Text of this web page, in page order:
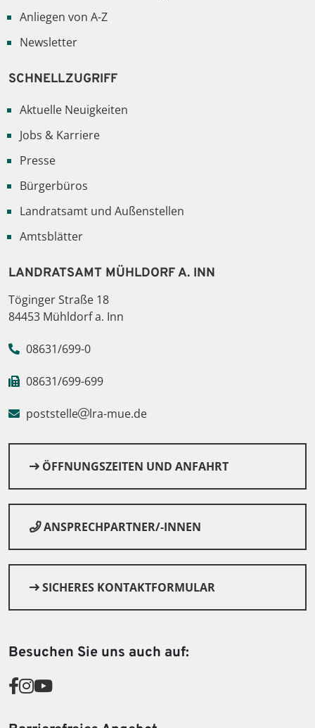
© Canva
Anliegen von A-Z
Newsletter
SCHNELLZUGRIFF
Aktuelle Neuigkeiten
Jobs & Karriere
Presse
Bürgerbüros
Landratsamt und Außenstellen
Amtsblätter
LANDRATSAMT MÜHLDORF A. INN
Töginger Straße 18
84453 Mühldorf a. Inn
08631/699-0
08631/699-699
poststelle lra-mue.de
ÖFFNUNGSZEITEN UND ANFAHRT
ANSPRECHPARTNER/-INNEN
SICHERES KONTAKTFORMULAR
Besuchen Sie uns auch auf: